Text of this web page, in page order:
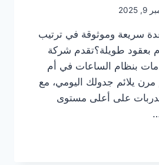
2025
سريعة وموثوقة في ترتيب
بعقود طويلة؟تقدم شركة
بنظام الساعات في أم
مرن يلائم جدولك اليومي، مع
على أعلى مستوى